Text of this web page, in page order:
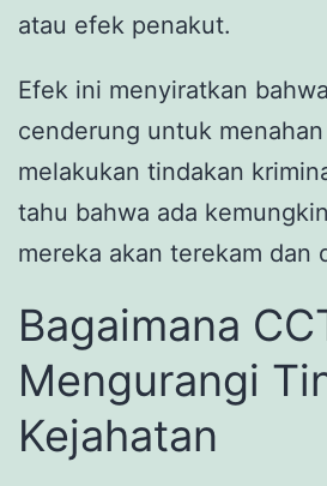
atau efek penakut.
Efek ini menyiratkan
cenderung untuk
melakukan tindakan
tahu bahwa ada
mereka akan terekam dan
Bagaimana
Mengurangi
Kejahatan